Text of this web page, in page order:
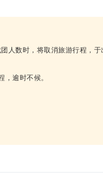
人数时，将取消旅游行程，
逾时不候。